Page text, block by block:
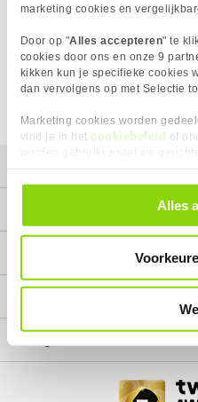
marketing cookies en
Door op "Alles accepteren" te
cookies door ons en onze 9
kikken kun je specifieke cookies
dan vervolgens op met Selectie
Marketing cookies worden
vind je in het cookiebeleid of
alle cookies. Je kunt je gegeven
door in de footer van onzeAlles
Het product dat je zocht is
Wij doen ons uiterste best om
mogelijk leverbaar te houden.
moment bij geen van onze
We helpen je graag met een